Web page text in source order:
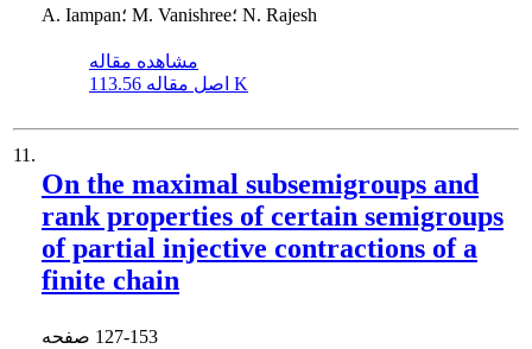
A. Iampan؛ M. Vanishree؛ N. Rajesh
مشاهده مقاله
اصل مقاله 113.56 K
11.
On the maximal subsemigroups and
rank properties of certain semigroups
of partial injective contractions of a
finite chain
127-153